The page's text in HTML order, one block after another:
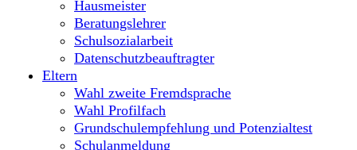
Hausmeister
Beratungslehrer
Schulsozialarbeit
Datenschutzbeauftragter
Eltern
Wahl zweite Fremdsprache
Wahl Profilfach
Grundschulempfehlung und Potenzialtest
Schulanmeldung